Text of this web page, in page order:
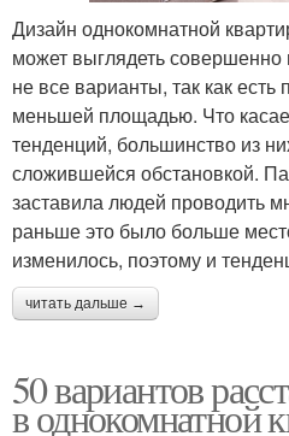
Дизайн однокомнатной
может выглядеть
не все варианты, так как
меньшей площадью. Что
тенденций, большинство из
сложившейся обстановкой.
заставила людей проводить
раньше это было больше
изменилось, поэтому и
читать дальше →
50 вариантов
в однокомнатной